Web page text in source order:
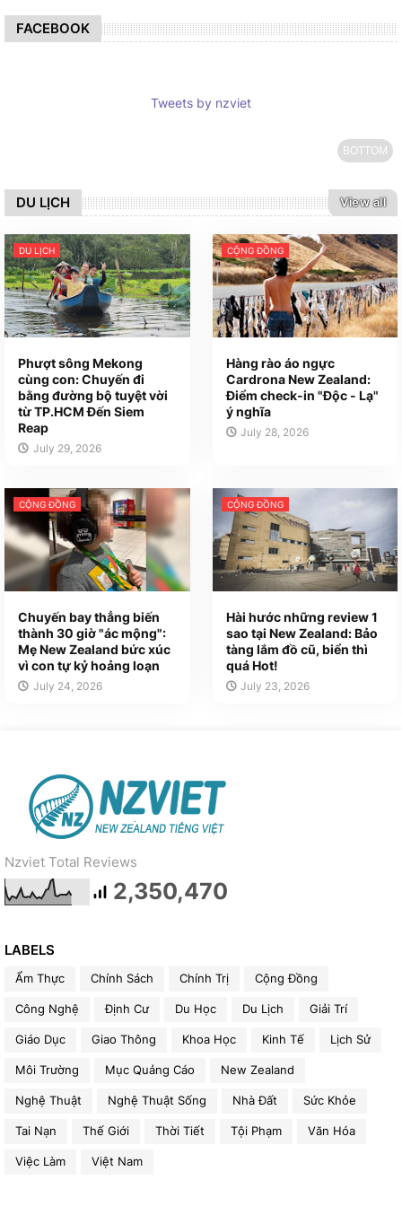
FACEBOOK
Tweets by nzviet
BOTTOM
DU LỊCH View all
DU LỊCH
Phượt sông Mekong
cùng con: Chuyến đi
bằng đường bộ tuyệt vời
từ TP.HCM Đến Siem
Reap
July 29, 2026
CỘNG ĐỒNG
Hàng rào áo ngực
Cardrona New Zealand:
Điểm check-in "Độc - Lạ"
ý nghĩa
July 28, 2026
CỘNG ĐỒNG
Chuyến bay thẳng biến
thành 30 giờ "ác mộng":
Mẹ New Zealand bức xúc
vì con tự kỷ hoảng loạn
July 24, 2026
CỘNG ĐỒNG
Hài hước những review 1
sao tại New Zealand: Bảo
tàng lắm đồ cũ, biển thì
quá Hot!
July 23, 2026
Nzviet Total Reviews
2,350,470
LABELS
Ẩm Thực Chính Sách Chính Trị Cộng Đồng
Công Nghệ Định Cư Du Học Du Lịch Giải Trí
Giáo Dục Giao Thông Khoa Học Kinh Tế Lịch Sử
Môi Trường Mục Quảng Cáo New Zealand
Nghệ Thuật Nghệ Thuật Sống Nhà Đất Sức Khỏe
Tai Nạn Thế Giới Thời Tiết Tội Phạm Văn Hóa
Việc Làm Việt Nam